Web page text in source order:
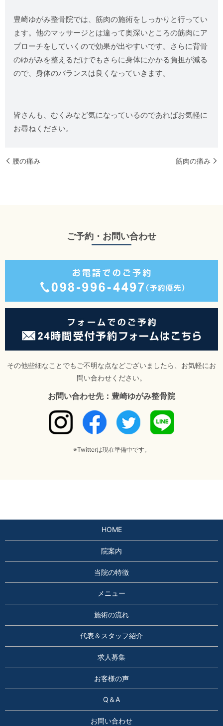
豊崎ゆがみ整骨院では、筋肉の施術をしっかりと行ってい
ます。他のマッサージとは違って奥深いところの筋肉にア
プローチをしていくので効果が出やすいです。さらに背骨
のゆがみを整えるだけでもさらに身体にかかる負担が減る
ので、身体のバランスは良くなっていきます。
皆さんも、むくみなど気になっているのであればお気軽に
お尋ねください。
腰の痛み 筋肉の痛み
ご予約・お問い合わせ
その他些細なことでもご不明な点などございましたら、お気軽にお
問い合わせください。
お問い合わせ先：豊崎ゆがみ整骨院
※Twitterは現在準備中です。
HOME
院案内
当院の特徴
メニュー
施術の流れ
代表＆スタッフ紹介
求人募集
お客様の声
Q＆A
お問い合わせ